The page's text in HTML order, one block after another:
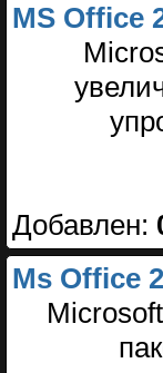
MS Office
Добавлен:
Ms Office